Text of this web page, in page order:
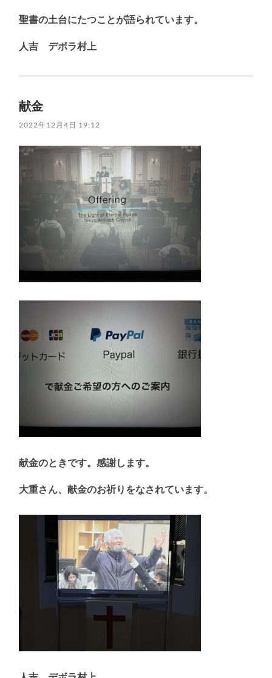
聖書の土台にたつことが語られています。
人吉 デボラ村上
献金
2022年12月4日 19:12
献金のときです。感謝します。
大重さん、献金のお祈りをなされています。